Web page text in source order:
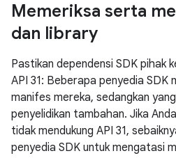
Memeriksa serta
dan library
Pastikan dependensi SDK pihak
API 31: Beberapa penyedia SDK
manifes mereka, sedangkan
penyelidikan tambahan. Jika
tidak mendukung API 31,
penyedia SDK untuk mengatasi